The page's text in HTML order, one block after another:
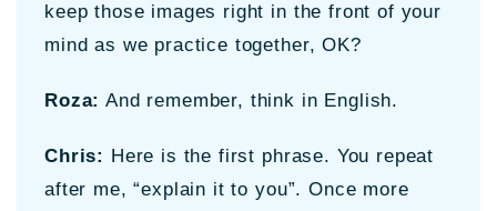
keep those images right in the front of your
mind as we practice together, OK?
Roza: And remember, think in English.
Chris:
Here is the first phrase. You repeat
after me, “explain it to you”. Once more